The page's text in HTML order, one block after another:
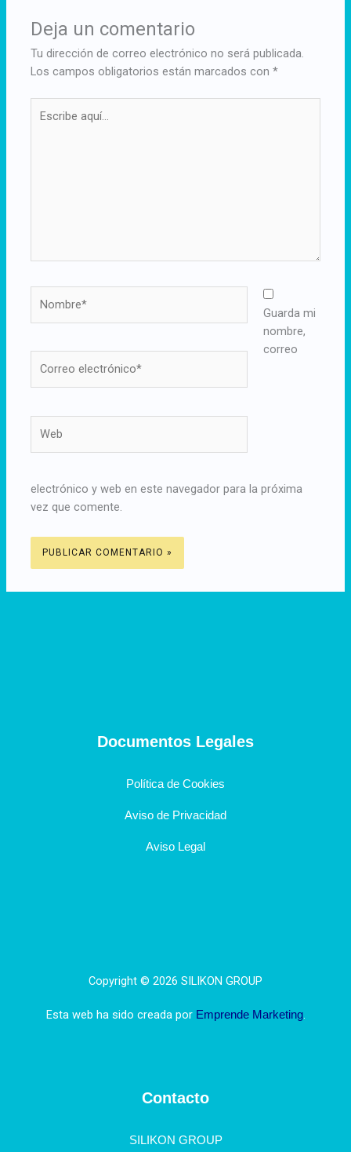
Deja un comentario
Tu dirección de correo electrónico no será publicada.
Los campos obligatorios están marcados con*
aquí...
electrónico*
Guarda mi
nombre,
correo
electrónico y web en este navegador para la próxima
vez que comente.
Documentos Legales
Política de Cookies
Aviso de Privacidad
Aviso Legal
Copyright © 2026 SILIKON GROUP
Esta web ha sido creada por Emprende Marketing.
Contacto
SILIKON GROUP